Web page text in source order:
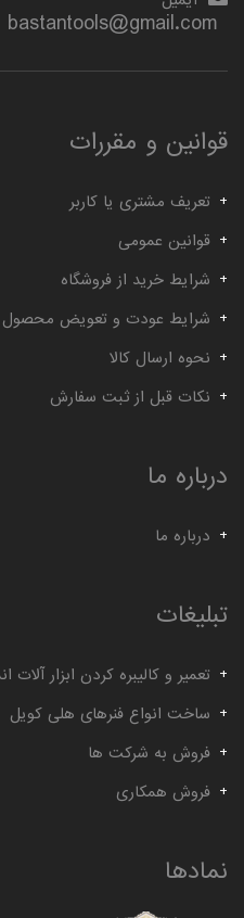
bastantools@gmail.com
قوانین و مقررات
تعریف مشتری یا کاربر
قوانین عمومی
شرایط خرید از فروشگاه
شرایط عودت و تعویض محصول
نحوه ارسال کالا
نکات قبل از ثبت سفارش
درباره ما
درباره ما
تبلیغات
تعمیر و کالیبره کردن ابزار آلات
ساخت انواع فنرهای هلی کویل
فروش به شرکت ها
فروش همکاری
نمادها